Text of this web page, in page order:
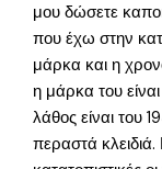
μου δώσετε
που έχω στην
μάρκα και η
η μάρκα του
λάθος είναι του
περαστά κλειδιά.